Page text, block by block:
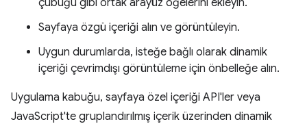
Sayfaya özgü içeriği alın ve görüntüleyin.
Uygun durumlarda, isteğe bağlı olarak dinamik
içeriği çevrimdışı görüntüleme için önbelleğe alın.
Uygulama kabuğu, sayfaya özel içeriği API'ler veya
JavaScript'te gruplandırılmış içerik üzerinden dinamik